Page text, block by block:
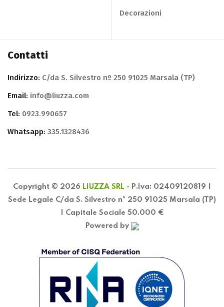
Decorazioni
Contatti
Indirizzo: C/da S. Silvestro nº 250 91025 Marsala (TP)
Email: info@liuzza.com
Tel: 0923.990657
Whatsapp: 335.1328436
Copyright © 2026 LIUZZA SRL - P.Iva: 02409120819 |
Sede Legale C/da S. Silvestro nº 250 91025 Marsala (TP)
| Capitale Sociale 50.000 €
Powered by